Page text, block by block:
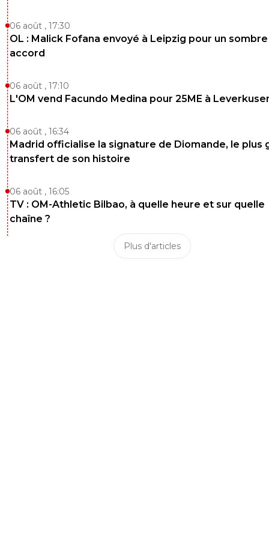
06 août , 17:30
OL : Malick Fofana envoyé à Leipzig pour un sombre
accord
06 août , 17:10
L'OM vend Facundo Medina pour 25ME à
06 août , 16:34
Madrid officialise la signature de Diomande, le plus
transfert de son histoire
06 août , 16:05
TV : OM-Athletic Bilbao, à quelle heure et sur quelle
chaîne ?
Plus d'articles